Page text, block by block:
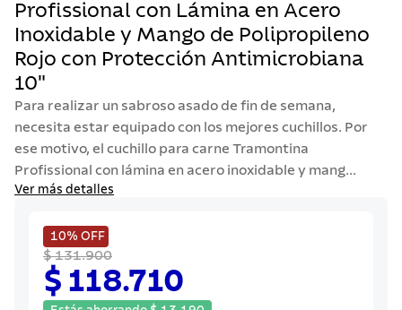
Profissional con Lámina en Acero
Inoxidable y Mango de Polipropileno
Rojo con Protección Antimicrobiana
10"
Para realizar un sabroso asado de fin de semana,
necesita estar equipado con los mejores cuchillos. Por
ese motivo, el cuchillo para carne Tramontina
Profissional con lámina en acero inoxidable y mang...
Ver más detalles
10% OFF
$ 131.900
$ 118.710
2.
cubiertos
3.
sarten
4.
ollas
5.
lavaplatos
6.
acero inoxidable
7.
sartenes
8.
cuchillo
juego cuchillos
10. olla